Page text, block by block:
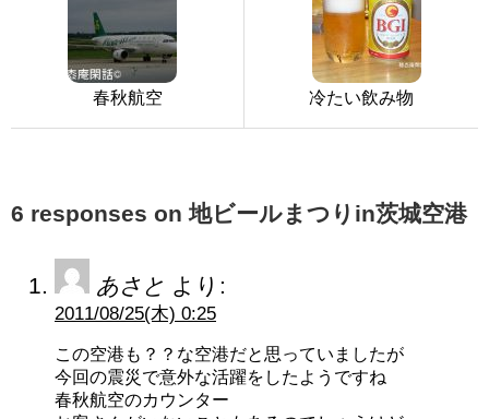
春秋航空 冷たい飲み物
6 responses on 地ビールまつりin茨城空港
あさと より:
2011/08/25(木) 0:25
この空港も？？な空港だと思っていましたが
今回の震災で意外な活躍をしたようですね
春秋航空のカウンター